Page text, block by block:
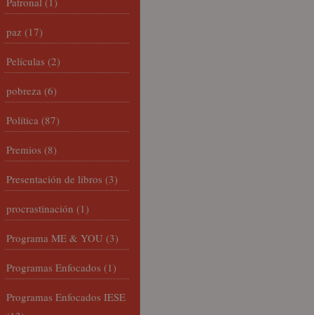
paz (17)
Películas (2)
pobreza (6)
Política (87)
Premios (8)
Presentación de libros (3)
procrastinación (1)
Programa ME & YOU (3)
Programas Enfocados (1)
Programas Enfocados IESE